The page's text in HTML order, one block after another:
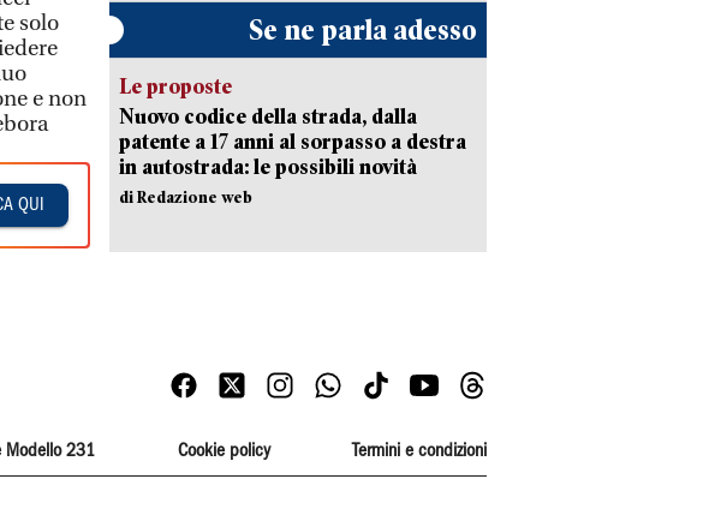
solo
e non
QUI
Se ne parla adesso
Le proposte
Nuovo codice della strada, dalla
patente a 17 anni al sorpasso a destra
in autostrada: le possibili novità
di Redazione web
Modello 231 Cookie policy Termini e condizioni